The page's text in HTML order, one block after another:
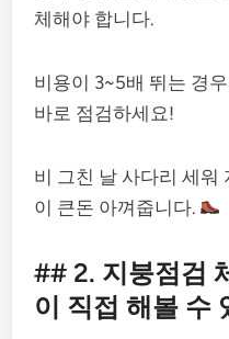
체해야 합니다.
비용이 3~5배 뛰는 경
바로 점검하세요!
비 그친 날 사다리 세워
이 큰돈 아껴줍니다.
## 2. 지붕점검
이 직접 해볼 수